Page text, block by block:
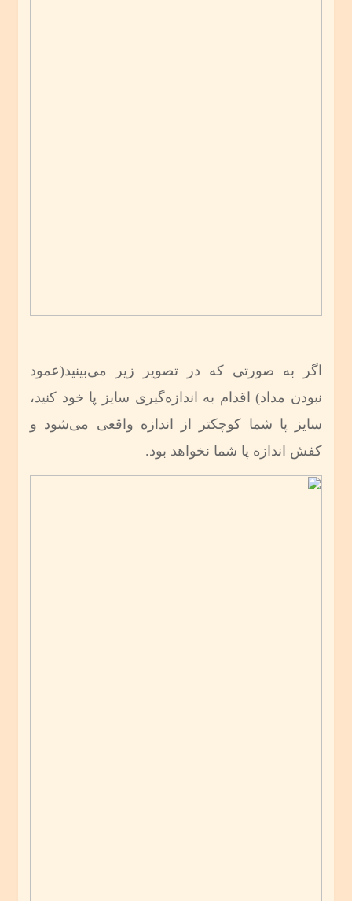
اگر به صورتی که در تصویر زیر می‌بینید(عمود
نبودن مداد) اقدام به اندازه‌گیری سایز پا خود کنید،
سایز پا شما کوچکتر از اندازه واقعی می‌شود و
کفش اندازه پا شما نخواهد بود.